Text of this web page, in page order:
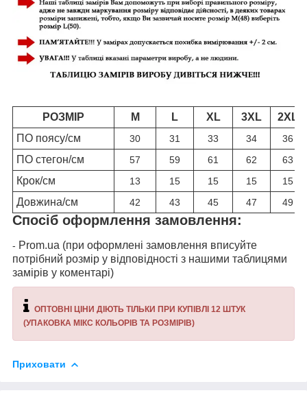
РОЗМІР M L XL 3XL
2XL
ПО поясу/см
30 31 33 34 36
ПО стегон/см 57 59 61 62 63
Крок/см 13 15 15 15 15
Довжина/см 42 43 45 47 49
Спосіб оформлення замовлення:
- Prom.ua (при оформлені замовлення вписуйте
потрібний розмір у відповідності з нашими таблицями
замірів у коментарі)
ОПТОВНІ ЦІНИ ДІЮТЬ ТІЛЬКИ ПРИ КУПІВЛІ 12 ШТУК
(УПАКОВКА МІКС КОЛЬОРІВ ТА РОЗМІРІВ)
Приховати